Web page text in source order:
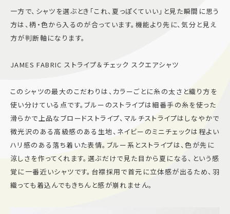
一方で、シャツを選ぶとき「これ、夏っぽくていい」と見た瞬間に思う
方は、柄・色から入るのが合っています。機能より先に、気分と見え
方が判断軸になります。
JAMES FABRIC ストライプ＆チェック スクエアシャツ
このシャツの最大のこだわりは、カラーごとに糸の太さと織り方を
使い分けている点です。ブルーのストライプは細番手の糸を使った
滑らかで上品なブロードストライプ、マルチストライプはしなやかで
微光沢のある高級感のある生地、ネイビーのミニチェックは程よい
ハリ感のある落ち着いた表情。ブルー系とストライプは、色が先に
涼しさを作ってくれます。選ぶだけで見た目から夏になる、という感
覚に一番近いシャツです。台襟採用で首元に立体感が出るため、羽
織っても着込んでもきちんと感が崩れません。